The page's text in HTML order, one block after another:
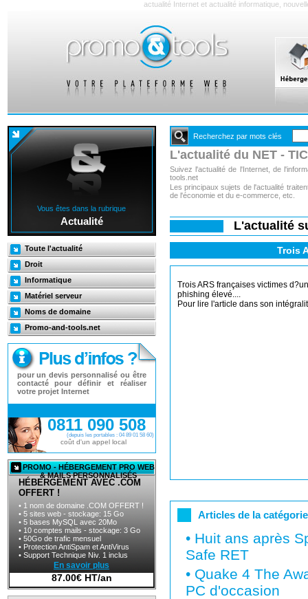
actualité Internet et actualité informatique,
Vous êtes dans la rubrique
Actualité
Recherchez par mots clés
L'actualité du NET -
Suivez l'actualité de l'Internet, de
tools.net
Les principaux sujets de l'actualité
de l'économie et du e-commerce, etc.
L'actualité
Toute l'actualité
Droit
Informatique
Matériel serveur
Noms de domaine
Promo-and-tools.net
pour un devis personnalisé ou être
contacté pour définir et réaliser
votre projet Internet
0811 090 508
(depuis les portables : 04 89 01 58 60)
coût d'un appel local
PROMO - HÉBERGEMENT PRO WEB
& MAILS PERSONNALISÉS
HÉBERGEMENT AVEC .COM
OFFERT !
• 1 nom de domaine .COM OFFERT !
• 5 sites web - stockage: 15 Go
• 5 bases MySQL avec 20Mo
• 10 comptes mails - stockage: 3 Go
• 50Go de trafic mensuel
• Protection AntiSpam et AntiVirus
• Support Technique Niv. 1 inclus
En savoir plus
87.00€ HT/an
Trois
Trois ARS françaises victimes
phishing élevé....
Pour lire l'article dans son
Articles de la
• Huit ans après
Safe RET
• Quake 4 The
PC d'occasion